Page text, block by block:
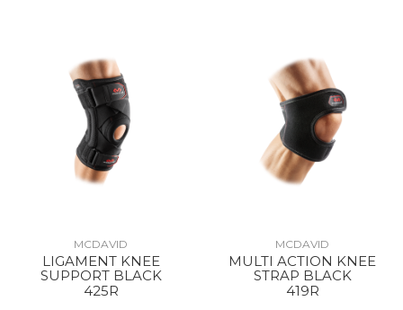
MCDAVID
LIGAMENT KNEE
SUPPORT BLACK
425R
MCDAVID
MULTI ACTION KNEE
STRAP BLACK
419R